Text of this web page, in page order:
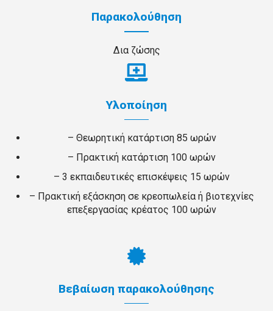
Παρακολούθηση
Δια ζώσης
Υλοποίηση
– Θεωρητική κατάρτιση 85 ωρών
– Πρακτική κατάρτιση 100 ωρών
– 3 εκπαιδευτικές επισκέψεις 15 ωρών
– Πρακτική εξάσκηση σε κρεοπωλεία ή βιοτεχνίες
επεξεργασίας κρέατος 100 ωρών
Βεβαίωση παρακολούθησης